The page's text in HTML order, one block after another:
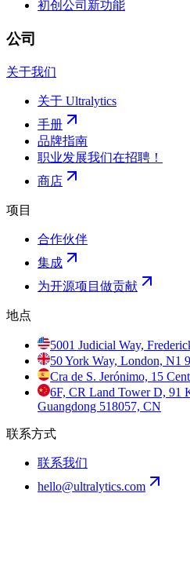
初创公司 新功能
公司
关于我们
关于 Ultralytics
手册
品牌指南
职业发展我们在招聘！
商店
项目
合作伙伴
集成
为开源项目做贡献
地点
5001 Judicial Way,
50 York Way, London, N1
Cra de S. Jerónimo, 15
6F, CR Land Tower D, 91
Guangdong 518057, CN
联系方式
联系我们
hello@ultralytics.com